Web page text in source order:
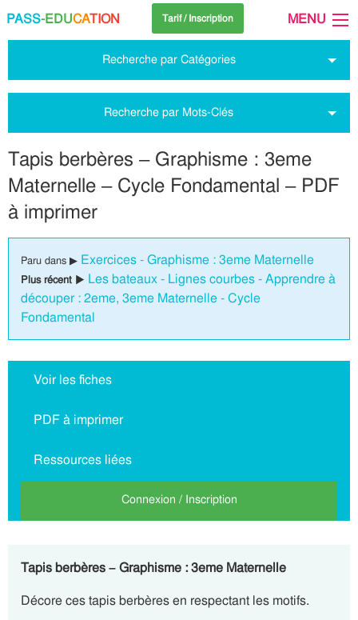
PASS-EDUCATION Tarif / Inscription MENU
Recherche par Catégories
Recherche par Mots-Clés
Tapis berbères – Graphisme : 3eme
Maternelle – Cycle Fondamental – PDF
à imprimer
Paru dans ▶ Exercices - Graphisme : 3eme Maternelle
Plus récent ▶ Les bateaux - Lignes courbes - Apprendre à
découper : 2eme, 3eme Maternelle - Cycle
Fondamental
Voir les fiches
PDF à imprimer
Ressources liées
Connexion / Inscription
Tapis berbères – Graphisme : 3eme Maternelle
Décore ces tapis berbères en respectant les motifs.